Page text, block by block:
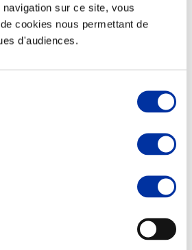
sur ce site, vous
cookies nous permettant de
d'audiences.